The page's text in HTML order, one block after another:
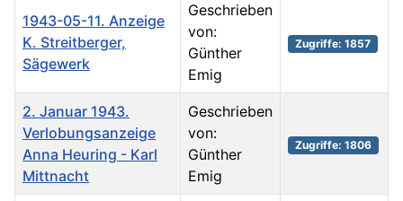
1943-05-11. Anzeige
K. Streitberger,
Sägewerk
Geschrieben
von:
Günther
Emig
Zugriffe: 1857
2. Januar 1943.
Verlobungsanzeige
Anna Heuring - Karl
Mittnacht
Geschrieben
von:
Günther
Emig
Zugriffe: 1806